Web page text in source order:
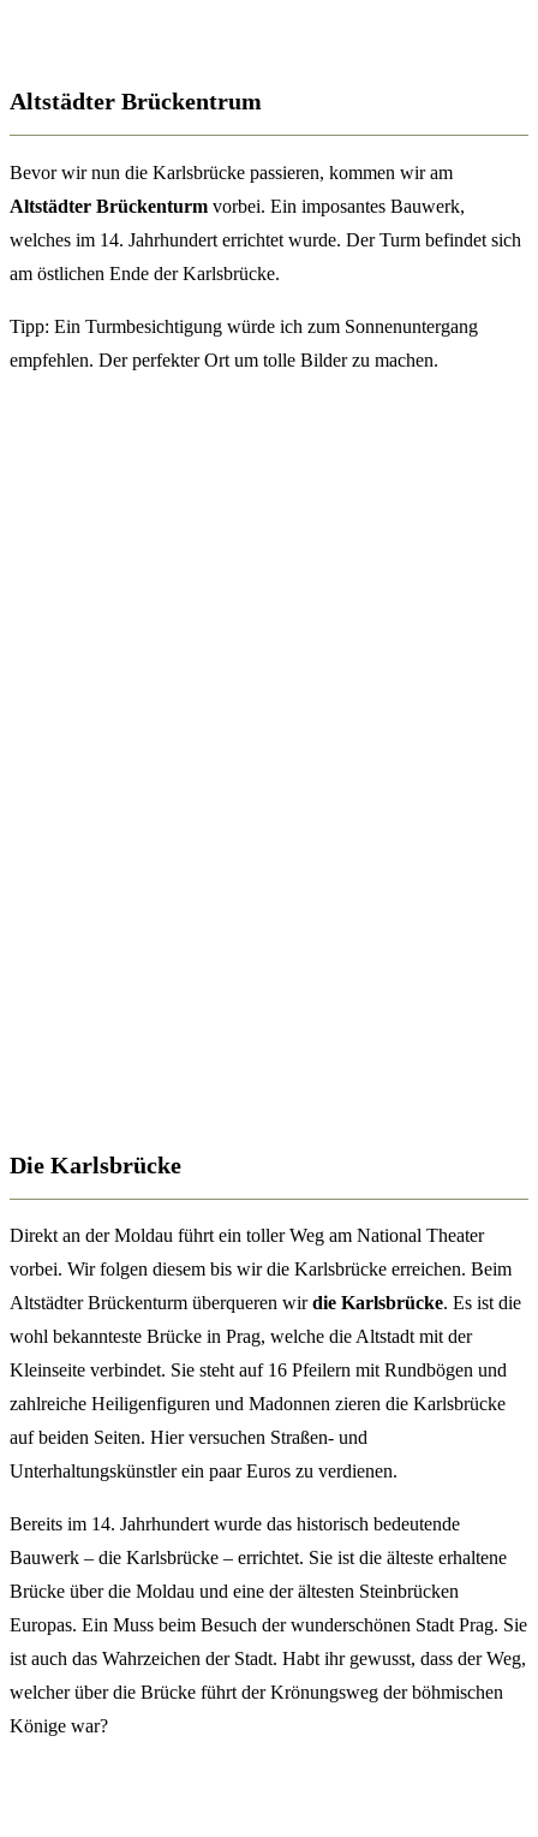
Altstädter Brückentrum
Bevor wir nun die Karlsbrücke passieren, kommen wir am
Altstädter Brückenturm vorbei. Ein imposantes Bauwerk,
welches im 14. Jahrhundert errichtet wurde. Der Turm befindet sich
am östlichen Ende der Karlsbrücke.
Tipp: Ein Turmbesichtigung würde ich zum Sonnenuntergang
empfehlen. Der perfekter Ort um tolle Bilder zu machen.
Die Karlsbrücke
Direkt an der Moldau führt ein toller Weg am National Theater
vorbei. Wir folgen diesem bis wir die Karlsbrücke erreichen. Beim
Altstädter Brückenturm überqueren wirdie Karlsbrücke. Es ist die
wohl bekannteste Brücke in Prag, welche die Altstadt mit der
Kleinseite verbindet. Sie steht auf 16 Pfeilern mit Rundbögen und
zahlreiche Heiligenfiguren und Madonnen zieren die Karlsbrücke
auf beiden Seiten. Hier versuchen Straßen- und
Unterhaltungskünstler ein paar Euros zu verdienen.
Bereits im 14. Jahrhundert wurde das historisch bedeutende
Bauwerk – die Karlsbrücke – errichtet. Sie ist die älteste erhaltene
Brücke über die Moldau und eine der ältesten Steinbrücken
Europas. Ein Muss beim Besuch der wunderschönen Stadt Prag. Sie
ist auch das Wahrzeichen der Stadt. Habt ihr gewusst, dass der Weg,
welcher über die Brücke führt der Krönungsweg der böhmischen
Könige war?